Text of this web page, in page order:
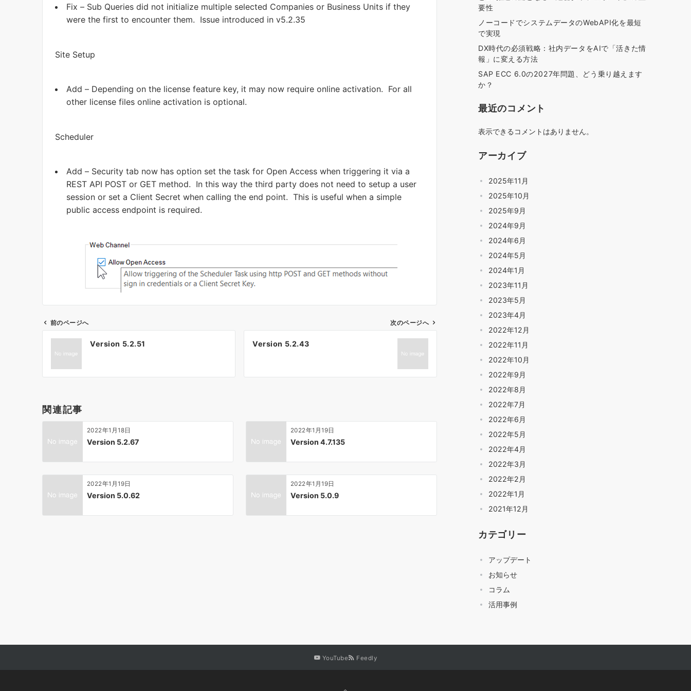
Fix – Sub Queries did not initialize multiple selected Companies or Business Units if they
were the first to encounter them. Issue introduced in v5.2.35
Site Setup
Add – Depending on the license feature key, it may now require online activation. For all
other license files online activation is optional.
Scheduler
Add – Security tab now has option set the task for Open Access when triggering it via a
REST API POST or GET method. In this way the third party does not need to setup a user
session or set a Client Secret when calling the end point. This is useful when a simple
public access endpoint is required.
シ
ン
前のページへ
Version 5.2.51
次のページへ
Version 5.2.43
関連記事
2022年1月18日
Version 5.2.67
2022年1月19日
Version 4.7.135
2022年1月19日
Version 5.0.62
2022年1月19日
Version 5.0.9
要性
ノーコードでシステムデータのWebAPI化を最短
で実現
DX時代の必須戦略：社内データをAIで「活きた情
報」に変える方法
SAP ECC 6.0の2027年問題、どう乗り越えます
か？
最近のコメント
表示できるコメントはありません。
アーカイブ
2025年11月
2025年10月
2025年9月
2024年9月
2024年6月
2024年5月
2024年1月
2023年11月
2023年5月
2023年4月
2022年12月
2022年11月
2022年10月
2022年9月
2022年8月
2022年7月
2022年6月
2022年5月
2022年4月
2022年3月
2022年2月
2022年1月
2021年12月
カテゴリー
アップデート
お知らせ
コラム
活用事例
YouTube Feedly